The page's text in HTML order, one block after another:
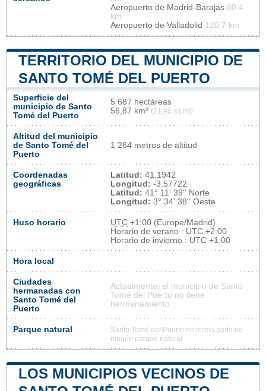
Aeropuerto de Madrid-Barajas 80.4
km
Aeropuerto de Valladolid 120.7 km
TERRITORIO DEL MUNICIPIO DE
SANTO TOMÉ DEL PUERTO
Superficie del
municipio de Santo
Tomé del Puerto
5 687 hectáreas
56,87 km² (21,96 sq mi)
Altitud del municipio
de Santo Tomé del
Puerto
1 264 metros de altitud
Coordenadas
geográficas
Latitud: 41.1942
Longitud: -3.57722
Latitud: 41° 11' 39'' Norte
Longitud: 3° 34' 38'' Oeste
Huso horario UTC +1:00 (Europe/Madrid)
Horario de verano : UTC +2:00
Horario de invierno : UTC +1:00
Hora local
Ciudades
hermanadas con
Santo Tomé del
Puerto
Actualmente, el municipio de Santo
Tomé del Puerto no tiene
hermanamiento
Parque natural
Santo Tomé del Puerto no forma parte de
ningún parque natural
LOS MUNICIPIOS VECINOS DE